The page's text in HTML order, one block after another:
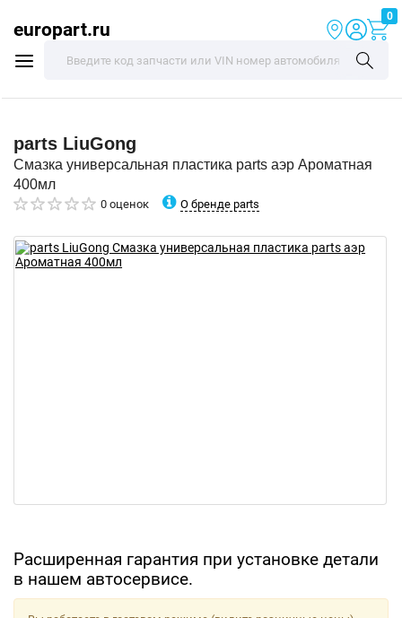
europart.ru
0
parts LiuGong
Смазка универсальная пластика parts аэр Ароматная
400мл
0 оценок О бренде parts
Расширенная гарантия при установке детали
в нашем автосервисе.